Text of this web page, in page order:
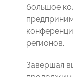
большое
регионов.
Завершая